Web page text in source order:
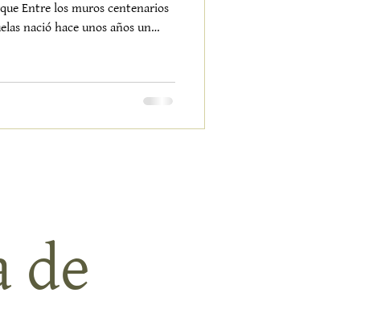
Entre los muros centenarios
nació hace unos años un
tendremos el honor de
de